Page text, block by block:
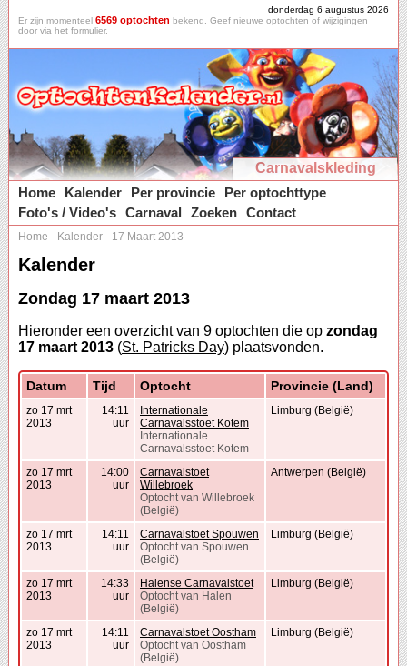
donderdag 6 augustus 2026
Er zijn momenteel 6569 optochten bekend. Geef nieuwe optochten of wijzigingen
door via het formulier.
Carnavalskleding
Home
Kalender Per provincie
Per optochttype
Foto's / Video's Carnaval Zoeken Contact
Home - Kalender - 17 Maart 2013
Kalender
Zondag 17 maart 2013
Hieronder een overzicht van 9 optochten die op zondag
17 maart 2013 (St. Patricks Day) plaatsvonden.
Datum Tijd Optocht Provincie (Land)
zo 17 mrt
2013
14:11
uur
Internationale
Carnavalsstoet Kotem
Internationale
Carnavalsstoet Kotem
Limburg (België)
zo 17 mrt
2013
14:00
uur
Carnavalstoet
Willebroek
Optocht van Willebroek
(België)
Antwerpen (België)
zo 17 mrt
2013
14:11
uur
Carnavalstoet Spouwen
Optocht van Spouwen
(België)
Limburg (België)
zo 17 mrt
2013
14:33
uur
Halense Carnavalstoet
Optocht van Halen
(België)
Limburg (België)
zo 17 mrt
2013
14:11
uur
Carnavalstoet Oostham
Optocht van Oostham
(België)
Limburg (België)